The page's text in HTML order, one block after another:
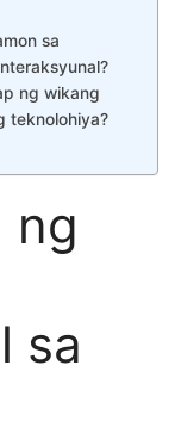
sa
ng wikang
teknolohiya?
ng
sa